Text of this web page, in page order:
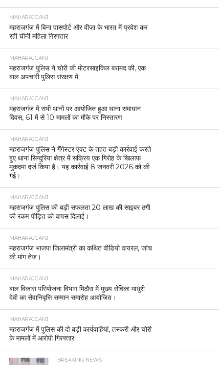
MAHARAJGANJ
महराजगंज में बिना पासपोर्ट और वीज़ा के भारत में प्रवेश कर
रही चीनी महिला गिरफ्तार
MAHARAJGANJ
महराजगंज पुलिस ने चोरी की मोटरसाइकिल बरामद की, एक
बाल अपचारी पुलिस संरक्षण में
MAHARAJGANJ
महराजगंज में सभी थानों पर आयोजित हुआ थाना समाधान
दिवस, 61 में से 10 मामलों का मौके पर निस्तारण
MAHARAJGANJ
महराजगंज पुलिस ने गैंगेस्टर एक्ट के तहत बड़ी कार्रवाई करते
हुए थाना सिन्दुरिया क्षेत्र में सक्रिय एक गिरोह के खिलाफ
मुकदमा दर्ज किया है। यह कार्रवाई 8 जनवरी 2026 को की
गई।
MAHARAJGANJ
महराजगंज पुलिस की बड़ी सफलता 20 लाख की साइबर ठगी
की रकम पीड़ित को वापस दिलाई।
MAHARAJGANJ
महराजगंज भाजपा जिलामंत्री का कथित वीडियो वायरल, जांच
की मांग तेज।
MAHARAJGANJ
बाल विकास परियोजना विभाग मिठौरा में मुख्य सेविका माधुरी
देवी का सेवानिवृत्ति सम्मान समारोह आयोजित।
MAHARAJGANJ
महराजगंज में पुलिस की दो बड़ी कार्यवाहियां, तस्करी और चोरी
के मामलों में आरोपी गिरफ्तार
BREAKING NEWS